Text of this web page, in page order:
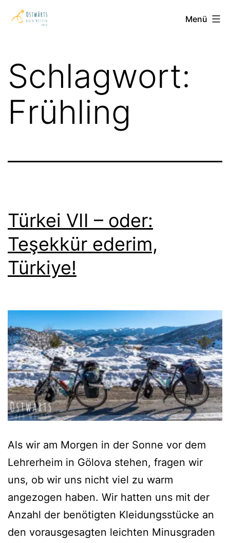
Zum
InhaltOstwärts
Menü
Schlagwort:
Frühling
Türkei VII – oder:
Teşekkür ederim,
Türkiye!
Als wir am Morgen in der Sonne vor dem
Lehrerheim in Gölova stehen, fragen wir
uns, ob wir uns nicht viel zu warm
angezogen haben. Wir hatten uns mit der
Anzahl der benötigten Kleidungsstücke an
den vorausgesagten leichten Minusgraden